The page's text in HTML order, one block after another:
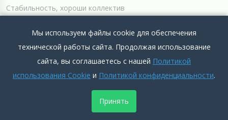
Стабильность, хороши коллектив
Отрицательные стороны
Добавить комментарий
Мы используем файлы cookie для обеспечения
технической работы сайта. Продолжая использование
сайта, вы соглашаетесь с нашей Политикой
использования Cookie и Политикой конфиденциальности.
Принять